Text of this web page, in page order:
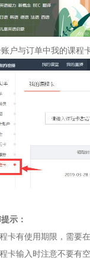
账户与订单中我的课程
示：
卡有使用期限，需要
卡输入时注意不要有